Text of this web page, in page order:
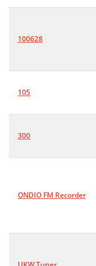
100628
105
300
ONDIO FM Recorder